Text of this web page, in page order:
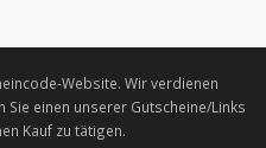
Website. Wir verdienen
einen unserer Gutscheine/Links
Kauf zu tätigen.